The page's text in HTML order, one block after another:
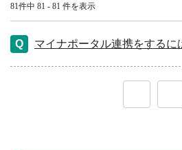
81件中 81 - 81 件を表示
マイナポータル連携をするに